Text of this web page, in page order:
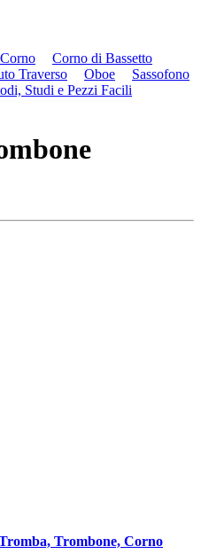
Corno
Corno di Bassetto
Traverso Oboe
Sassofono
Studi e Pezzi Facili
Trombone, Corno